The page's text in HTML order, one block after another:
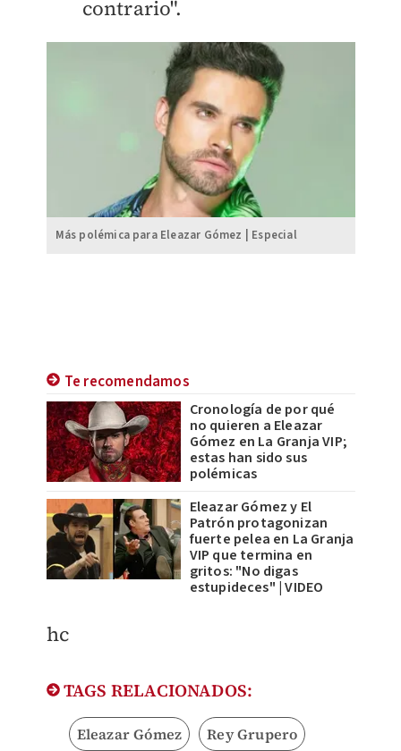
contrario".
Más polémica para Eleazar Gómez | Especial
Te recomendamos
Cronología de por qué
no quieren a Eleazar
Gómez en La Granja VIP;
estas han sido sus
polémicas
Eleazar Gómez y El
Patrón protagonizan
fuerte pelea en La Granja
VIP que termina en
gritos: "No digas
estupideces" | VIDEO
hc
TAGS RELACIONADOS:
Eleazar Gómez Rey Grupero